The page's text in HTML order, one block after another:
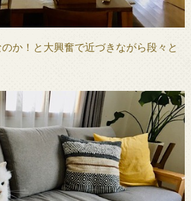
か！と大興奮で近づきながら段々と